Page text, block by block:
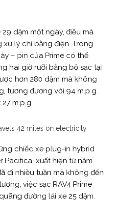
dặm một ngày, điều mà
lý chỉ bằng điện. Trong
– pin của Prime có thể
hai giờ rưỡi bằng bộ sạc tại
hơn 280 dặm mà không
tương đương với 94 m.p.g.
m.p.g.
chiếc xe plug-in hybrid
Pacifica, xuất hiện từ năm
đi nhiều tuần mà không đến
việc sạc RAV4 Prime
đường lái xe 25 dặm.